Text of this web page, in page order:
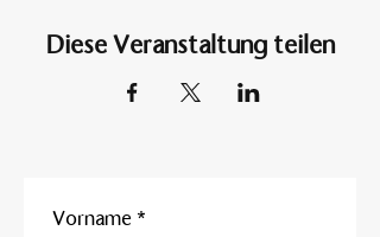
Diese Veranstaltung teilen
Vorname *